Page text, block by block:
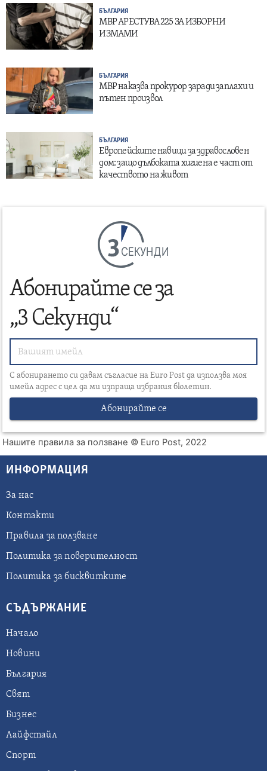
БЪЛГАРИЯ
МВР АРЕСТУВА 225 ЗА ИЗБОРНИ
ИЗМАМИ
БЪЛГАРИЯ
МВР наказва прокурор заради заплахи и
пътен произвол
БЪЛГАРИЯ
Европейските навици за здравословен
дом: защо дълбоката хигиена е част от
качеството на живот
СЕКУНДИ
Абонирайте се за
„3 Секунди“
С абонирането си давам съгласие на Euro Post да използва моя
имейл адрес с цел да ми изпраща избрания бюлетин.
Абонирайте се
Нашите правила за ползване © Euro Post, 2022
ИНФОРМАЦИЯ
За нас
Контакти
Правила за ползване
Политика за поверителност
Политика за бисквитките
СЪДЪРЖАНИЕ
Начало
Новини
България
Свят
Бизнес
Лайфстайл
Спорт